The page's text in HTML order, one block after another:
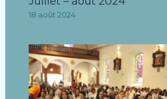
18 août 2024